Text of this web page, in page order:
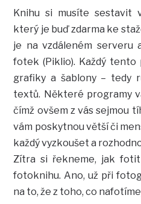
Knihu si musíte sestavit
který je buď zdarma ke
je na vzdáleném serveru
fotek (Piklio). Každý
grafiky a šablony – tedy
textů. Některé programy
čímž ovšem z vás sejmou
vám poskytnou větší či
každý vyzkoušet a
Zítra si řekneme, jak
fotoknihu. Ano, už při
na to, že z toho, co